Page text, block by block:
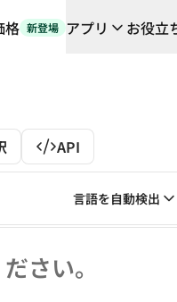
対応する、AIを活用した
るDeepLの言語AI
格 新登場 アプリ お役立
API
原文の言
言語を自動検出
さい。